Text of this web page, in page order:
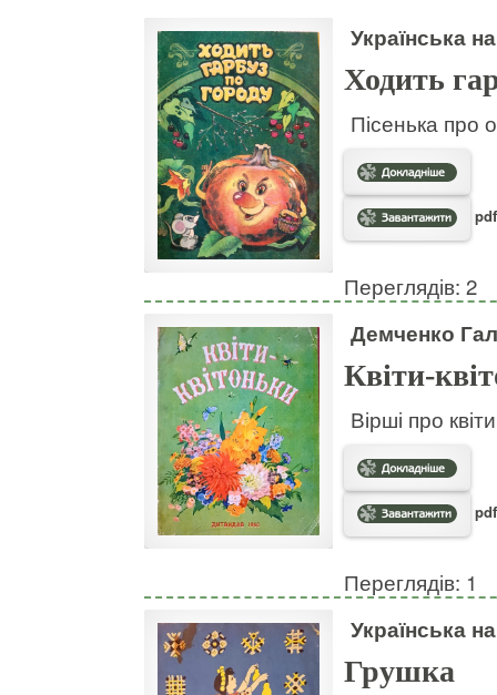
Українська
Ходить
Пісенька про
Переглядів: 2
Демченко
Квіти-
Вірші про
Переглядів: 1
Українська
Грушка